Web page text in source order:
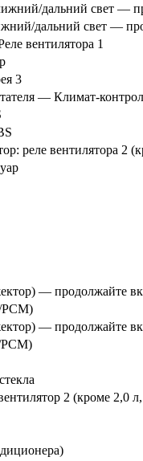
дальний свет —
дальний свет —
вентилятора 1
3
— Климат-
реле вентилятора 2
— продолжайте
РСМ)
— продолжайте
РСМ)
2 (кроме 2,0